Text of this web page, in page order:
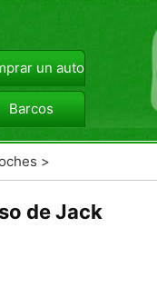
un automóvil
Barcos
>
de Jack